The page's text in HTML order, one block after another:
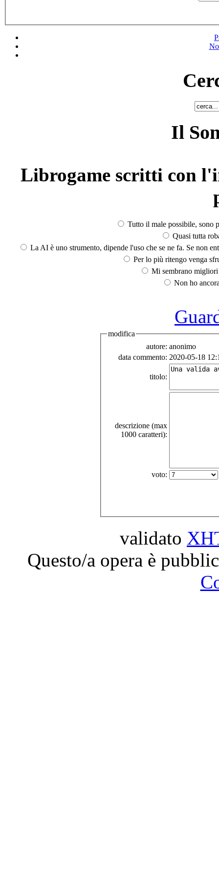
Il
Librogame scritti con
Tutto il male possibile, sono
Quasi tutta
La AI è uno strumento, dipende l'uso che se ne fa. Se non
Per lo più ritengo venga
Mi sembrano
Non ho
modifica
autore: anonimo
data commento: 2020-05-18
titolo:
descrizione (max
1000 caratteri):
voto:
validato
Questo/a opera è